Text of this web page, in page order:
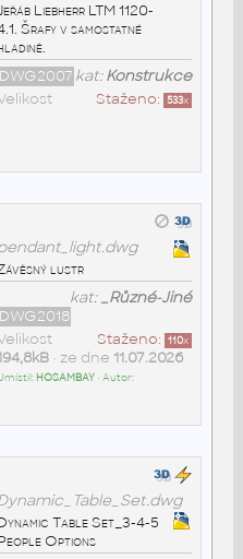
Liebherr LTM 1120-
Šrafy v samostatné
kat:Konstrukce
DWG2007
Staženo: 533x
lustr
kat:_Různé-Jiné
DWG2018
Staženo: 110x
• ze dne 11.07.2026
HOSAMBAY• Autor:
Table Set_3-4-5
Options